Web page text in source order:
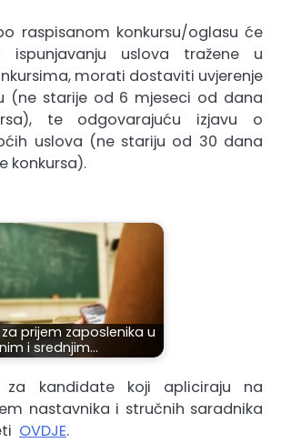
raspisanom konkursu/oglasu će
uslova tražene u
morati dostaviti uvjerenje
(ne starije od 6 mjeseci od dana
te odgovarajuću izjavu o
uslova (ne stariju od 30 dana
konkursa).
prijem zaposlenika u
i srednjim…
za kandidate koji apliciraju na
nastavnika i stručnih saradnika
OVDJE.